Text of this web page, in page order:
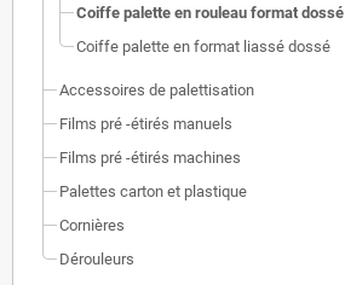
Coiffe palette en rouleau format dossé
Coiffe palette en format liassé dossé
Accessoires de palettisation
Films pré -étirés manuels
Films pré -étirés machines
Palettes carton et plastique
Cornières
Dérouleurs